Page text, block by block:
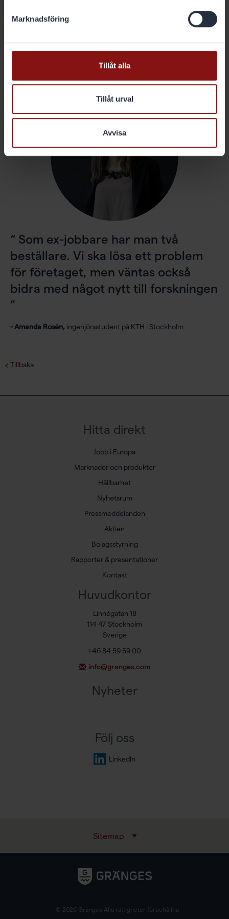
Marknadsföring
Tillåt alla
Tillåt urval
Avvisa
Amanda och Louise ser också till att utnyttja de personer som finns till
på industriell produktion. För ett godkänt examensarbete krävs inte
bara att hon och Amanda Rosén hittar en lösning på Gränges
Som ex-jobbare har man två
beställare. Vi ska lösa ett problem
för företaget, men väntas också
bidra med något nytt till forskningen
- Amanda Rosén, ingenjörsstudent på KTH i Stockholm
Tillbaka
Hitta direkt
Jobb i Europa
Marknader och produkter
Hållbarhet
Nyhetsrum
Pressmeddelanden
Aktien
Bolagsstyrning
Rapporter & presentationer
Kontakt
Huvudkontor
Linnégatan 18
114 47 Stockholm
Sverige
+46 84 59 59 00
info@granges.com
Nyheter
Följ oss
LinkedIn
Sitemap
© 2026 Gränges Alla rättigheter förbehållna